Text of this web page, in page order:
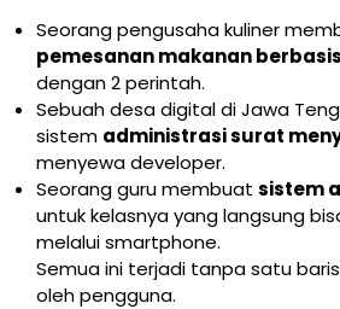
Seorang pengusaha kuliner
pemesanan makanan
dengan 2 perintah.
Sebuah desa digital di Jawa
sistem administrasi surat
menyewa developer.
Seorang guru membuat sistem
untuk kelasnya yang langsung
melalui smartphone.
Semua ini terjadi tanpa satu
oleh pengguna.